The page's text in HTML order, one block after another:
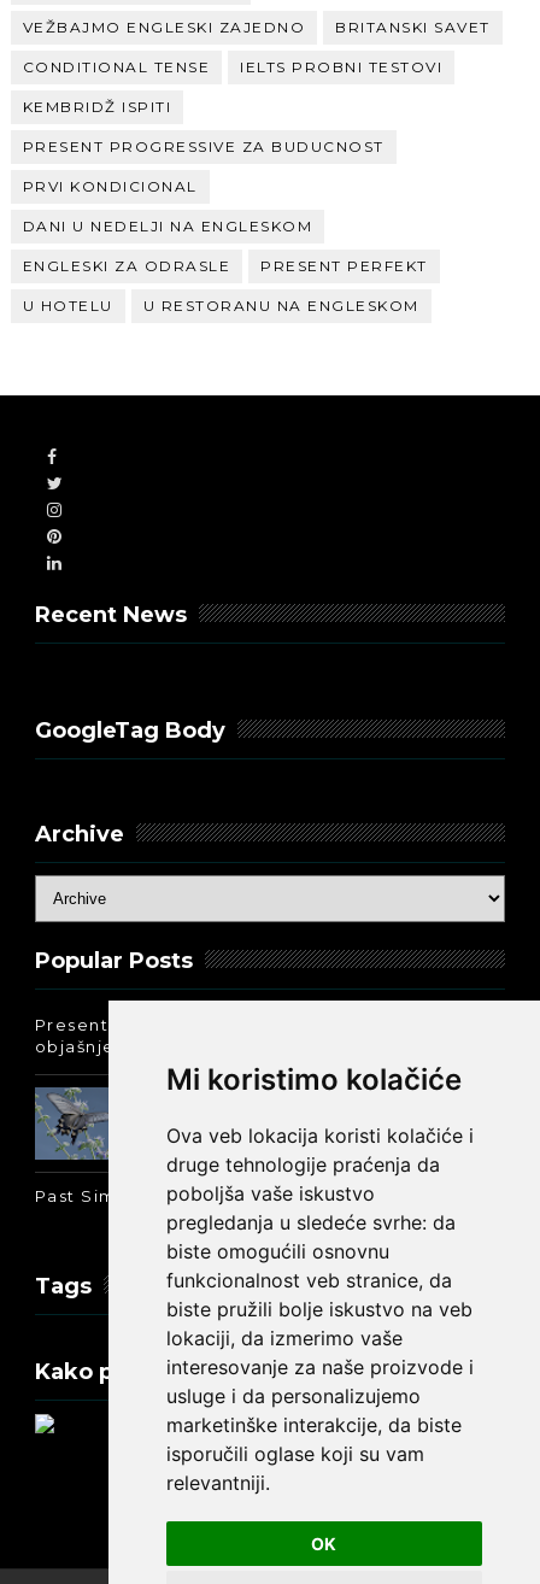
Mi koristimo kolačiće
Ova veb lokacija koristi kolačiće i
druge tehnologije praćenja da
poboljša vaše iskustvo
pregledanja u sledeće svrhe: da
biste omogućili osnovnu
funkcionalnost veb stranice, da
biste pružili bolje iskustvo na veb
lokaciji, da izmerimo vaše
interesovanje za naše proizvode i
usluge i da personalizujemo
marketinške interakcije, da biste
isporučili oglase koji su vam
relevantniji.
OK
VEŽBAJMO ENGLESKI ZAJEDNO BRITANSKI SAVET
CONDITIONAL TENSE IELTS PROBNI TESTOVI
KEMBRIDŽ ISPITI
PRESENT PROGRESSIVE ZA BUDUCNOST
PRVI KONDICIONAL
DANI U NEDELJI NA ENGLESKOM
ENGLESKI ZA ODRASLE PRESENT PERFEKT
U HOTELU U RESTORANU NA ENGLESKOM
Recent News
GoogleTag Body
Archive
Popular Posts
Present Perfect Simple - najjednostavnije
objašnjenje :-)
Past Simple i Past Continuous - razlika
Tags
Kako promeniti tekst na engleskom?
Update cookies preferences